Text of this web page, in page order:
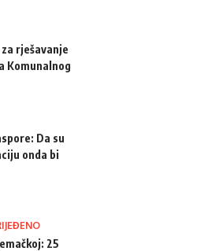
rješavanje
Komunalnog
Da su
onda bi
25